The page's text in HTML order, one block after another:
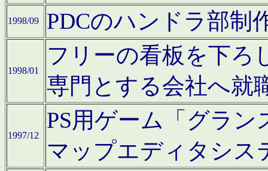
1998/09 PDCのハンドラ部制
1998/01
フリーの看板を下ろ
専門とする会社へ就
1997/12
PS用ゲーム「グラン
マップエディタシス